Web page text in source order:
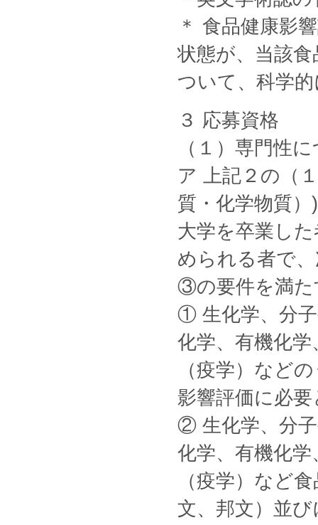
＊ 食品健康影
状態が、当該
ついて、科学
３ 応募資格
（１）専門性
ア 上記２の（
質・化学物質
大学を卒業し
められる者で
③の要件を満た
① 生化学、分子
化学、有機化
（疫学）など
影響評価に必
② 生化学、分子
化学、有機化
（疫学）など
文、邦文）並